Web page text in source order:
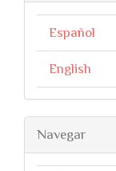
Español
English
Navegar